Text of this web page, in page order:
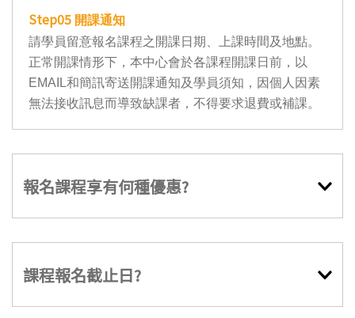
Step05 開課通知
請學員留意報名課程之開課日期、上課時間及地點。
正常開課情形下，本中心會於各課程開課日前，以
EMAIL和簡訊寄送開課通知及學員須知，因個人因素
無法接收訊息而導致缺課者，不得要求退費或補課。
報名課程享有何種優惠?
課程報名截止日?